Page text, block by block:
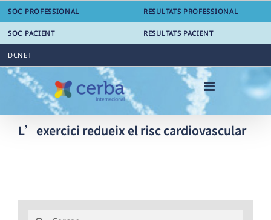
Skip
content
SOC PROFESSIONAL RESULTATS PROFESSIONAL
SOC PACIENT RESULTATS PACIENT
DCNET
L’exercici redueix el risc cardiovascular